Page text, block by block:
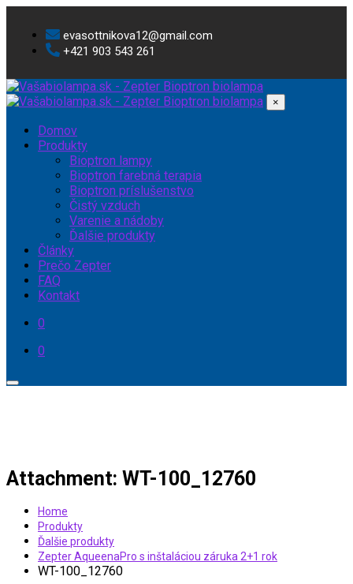
evasottnikova12@gmail.com
+421 903 543 261
×
Domov
Produkty
Bioptron lampy
Bioptron farebná terapia
Bioptron príslušenstvo
Čistý vzduch
Varenie a nádoby
Ďalšie produkty
Články
Prečo Zepter
FAQ
Kontakt
0
0
Attachment: WT-100_12760
Home
Produkty
Ďalšie produkty
Zepter AqueenaPro s inštaláciou záruka 2+1 rok
WT-100_12760